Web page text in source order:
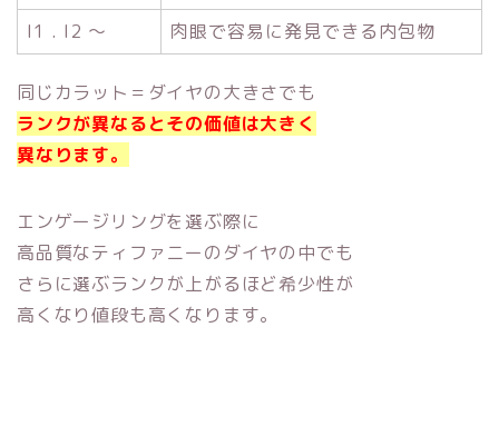
I1 . I2 ～
肉眼で容易に発見できる内包物
同じカラット＝ダイヤの大きさでも
ランクが異なるとその価値は大きく
異なります。
エンゲージリングを選ぶ際に
高品質なティファニーのダイヤの中でも
さらに選ぶランクが上がるほど希少性が
高くなり値段も高くなります。